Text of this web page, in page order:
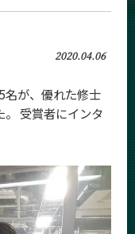
2020.04.06
が、優れた修士
受賞者にインタ